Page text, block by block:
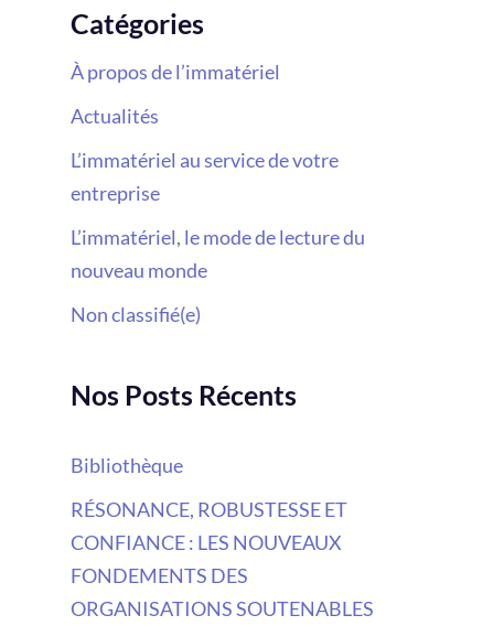
Catégories
À propos de l’immatériel
Actualités
L’immatériel au service de votre
entreprise
L’immatériel, le mode de lecture du
nouveau monde
Non classifié(e)
Nos Posts Récents
Bibliothèque
RÉSONANCE, ROBUSTESSE ET
CONFIANCE : LES NOUVEAUX
FONDEMENTS DES
ORGANISATIONS SOUTENABLES